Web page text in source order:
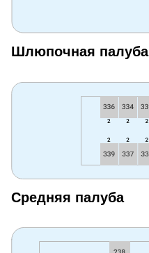
Шлюпочная палуба
Средняя палуба